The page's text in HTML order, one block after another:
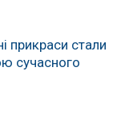
прикраси стали
сучасного